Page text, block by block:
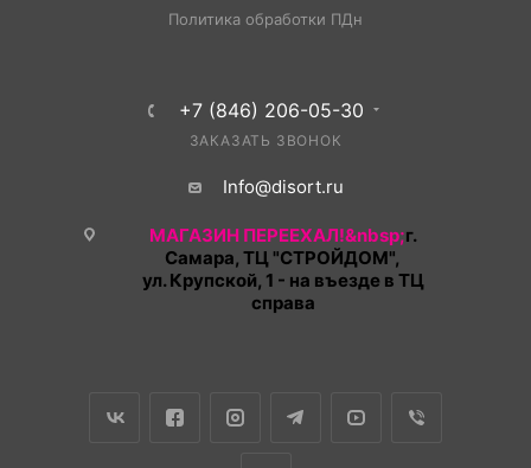
Политика обработки ПДн
+7 (846) 206-05-30
ЗАКАЗАТЬ ЗВОНОК
Info@disort.ru
МАГАЗИН ПЕРЕЕХАЛ!&nbsp;г.
Самара, ТЦ "СТРОЙДОМ",
ул. Крупской, 1 - на въезде в ТЦ
справа